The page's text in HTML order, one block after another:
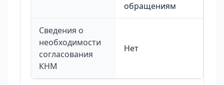
обращениям
Сведения о
необходимости
согласования
КНМ
Нет